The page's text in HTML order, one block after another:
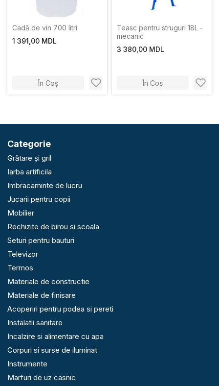
Cadă de vin 700 litri
1 391,00 MDL
În Coș
Teasc pentru struguri 18L -
mecanic
3 380,00 MDL
În Coș
Categorie
Grătare și gril
Iarba artificila
Imbracaminte de lucru
Jucarii pentru copii
Mobilier
Rechizite de birou si scoala
Seturi pentru bauturi
Televizor
Termos
Materiale de constructie
Materiale de finisare
Acoperiri pentru podea si pereti
Instalatii sanitare
Incalzire si alimentare cu apa
Corpuri si surse de iluminat
Instrumente
Marfuri de uz casnic